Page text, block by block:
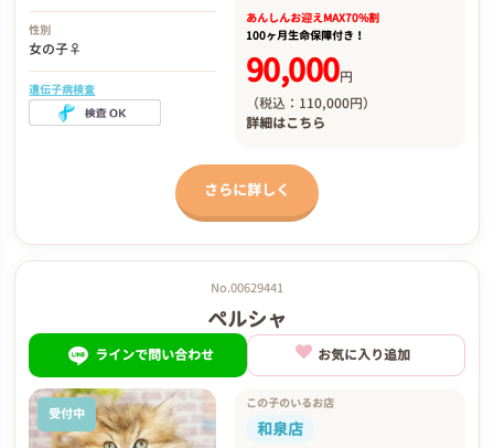
性別
女の子♀
遺伝子病検査
あんしんお迎えMAX70%割
100ヶ月生命保障付き！
90,000円
（税込：110,000円）
詳細はこちら
さらに詳しく
No.00629441
ペルシャ
ラインで問い合わせ お気に入り追加
受付中
この子のいるお店
和泉店